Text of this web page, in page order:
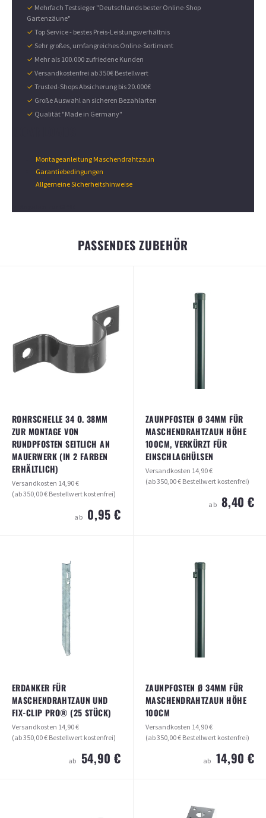
✓ Mehrfach Testsieger "Deutschlands bester Online-Shop
Gartenzäune"
✓ Top Service - bestes Preis-Leistungsverhältnis
✓ Sehr großes, umfangreiches Online-Sortiment
✓ Mehr als 100.000 zufriedene Kunden
✓ Versandkostenfrei ab 350€ Bestellwert
✓ Trusted-Shops Absicherung bis 20.000€
✓ Große Auswahl an sicheren Bezahlarten
✓ Qualität "Made in Germany"
Montageanleitung Maschendrahtzaun
Garantiebedingungen
Allgemeine Sicherheitshinweise
PASSENDES ZUBEHÖR
ROHRSCHELLE 34 O. 38MM
ZUR MONTAGE VON
RUNDPFOSTEN SEITLICH AN
MAUERWERK (IN 2 FARBEN
ERHÄLTLICH)
Versandkosten 14,90 €
(ab 350,00 € Bestellwert kostenfrei)
ab 0,95 €
SEITLICH AN MAUERWERK (IN 2
FARBEN ERHÄLTLICH)
14,90 €
(ab 350,00 € Bestellwert kostenfrei)
ZAUNPFOSTEN Ø 34MM FÜR
MASCHENDRAHTZAUN HÖHE
100CM, VERKÜRZT FÜR
EINSCHLAGHÜLSEN
Versandkosten 14,90 €
(ab 350,00 € Bestellwert kostenfrei)
ab 8,40 €
VERKÜRZT FÜR EINSCHLAGHÜLSEN
14,90 €
ERDANKER FÜR
MASCHENDRAHTZAUN UND
FIX-CLIP PRO® (25 STÜCK)
Versandkosten 14,90 €
(ab 350,00 € Bestellwert kostenfrei)
ab 54,90 €
ZAUNPFOSTEN Ø 34MM FÜR
MASCHENDRAHTZAUN HÖHE
100CM
Versandkosten 14,90 €
(ab 350,00 € Bestellwert kostenfrei)
ab 14,90 €
Versandkosten 14,90 €